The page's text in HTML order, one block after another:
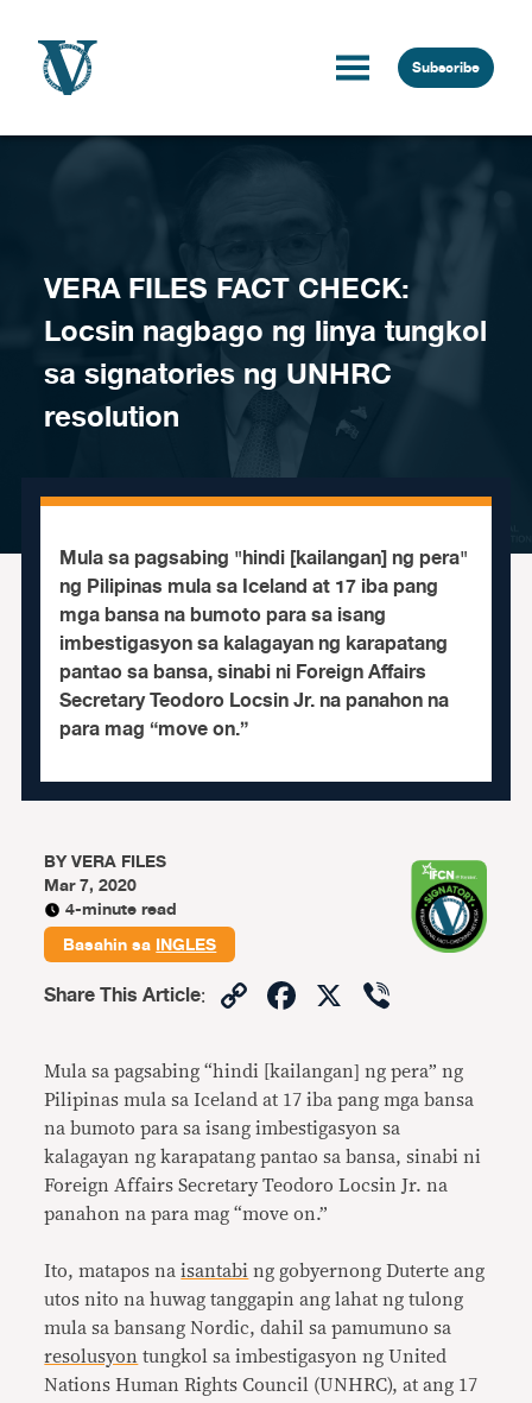
Subscribe
VERA FILES FACT CHECK:
Locsin nagbago ng linya tungkol
sa signatories ng UNHRC
resolution
Mula sa pagsabing "hindi [kailangan] ng pera"
ng Pilipinas mula sa Iceland at 17 iba pang
mga bansa na bumoto para sa isang
imbestigasyon sa kalagayan ng karapatang
pantao sa bansa, sinabi ni Foreign Affairs
Secretary Teodoro Locsin Jr. na panahon na
para mag “move on.”
BYVERA FILES
Mar 7, 2020
4-minute read
Basahin saINGLES
Share This Article: CopyFacebook
X
Mula sa pagsabing “hindi [kailangan] ng pera” ng
Pilipinas mula sa Iceland at 17 iba pang mga bansa
na bumoto para sa isang imbestigasyon sa
kalagayan ng karapatang pantao sa bansa, sinabi ni
Foreign Affairs Secretary Teodoro Locsin Jr. na
panahon na para mag “move on.”
Ito, matapos naisantabi ng gobyernong Duterte ang
utos nito na huwag tanggapin ang lahat ng tulong
mula sa bansang Nordic, dahil sa pamumuno sa
resolusyon tungkol sa imbestigasyon ng United
Nations Human Rights Council (UNHRC), at ang 17